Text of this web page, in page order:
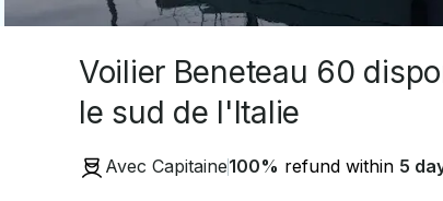
Voilier Beneteau 60
le sud de l'Italie
Avec Capitaine100% refund within 5